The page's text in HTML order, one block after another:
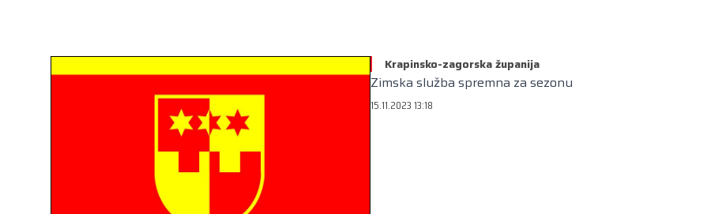
Krapinsko-zagorska županija
Zimska služba spremna za sezonu
15.11.2023 13:18